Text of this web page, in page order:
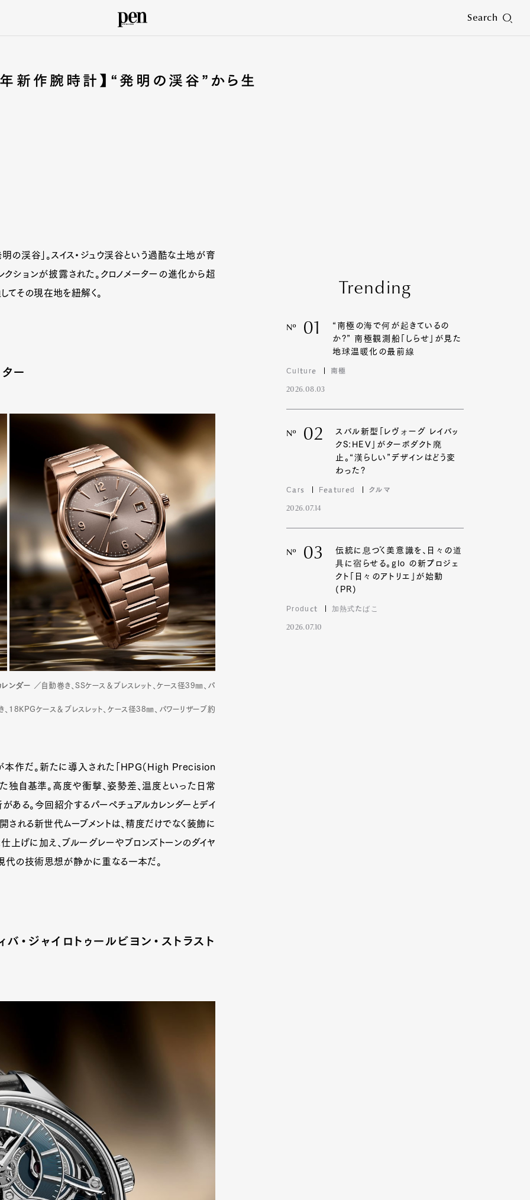
Search
新作腕時計】“発明の渓谷”から生
の渓谷」。スイス・ジュウ渓谷という過酷な土地が育
ションが披露された。クロノメーターの進化から超
てその現在地を紐解く。
ー
レンダー ／自動巻き、SSケース＆ブレスレット、ケース径39㎜、パ
、18KPGケース＆ブレスレット、ケース径38㎜、パワーリザーブ約
本作だ。新たに導入された「HPG（High Precision
独自基準。高度や衝撃、姿勢差、温度といった日常
る。今回紹介するパーペチュアルカレンダーとデイ
される新世代ムーブメントは、精度だけでなく装飾に
上げに加え、ブルーグレーやブロンズトーンのダイヤ
代の技術思想が静かに重なる一本だ。
・ジャイロトゥールビヨン・ストラスト
Trending
Nº 01
“南極の海で何が起きているの
か?” 南極観測船「しらせ」が見た
地球温暖化の最前線
Culture 南極
2026.08.03
Nº 02
スバル新型「レヴォーグ レイバッ
クS:HEV」がターボダクト廃
止。“漢らしい”デザインはどう変
わった?
Cars Featured クルマ
2026.07.14
Nº 03
伝統に息づく美意識を、日々の道
具に宿らせる。glo の新プロジェ
クト「日々のアトリエ」が始動
(PR)
Product 加熱式たばこ
2026.07.10